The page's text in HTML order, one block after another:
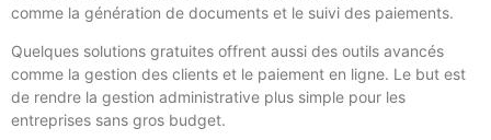
comme la génération de documents et le suivi des paiements.
Quelques solutions gratuites offrent aussi des outils avancés
comme la gestion des clients et le paiement en ligne. Le but est
de rendre la gestion administrative plus simple pour les
entreprises sans gros budget.